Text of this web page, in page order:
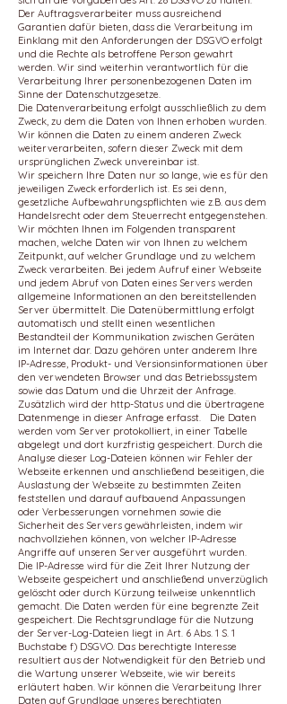
Der Auftragsverarbeiter muss ausreichend
Garantien dafür bieten, dass die Verarbeitung im
Einklang mit den Anforderungen der DSGVO erfolgt
und die Rechte als betroffene Person gewahrt
werden. Wir sind weiterhin verantwortlich für die
Verarbeitung Ihrer personenbezogenen Daten im
Sinne der Datenschutzgesetze.
Die Datenverarbeitung erfolgt ausschließlich zu dem
Zweck, zu dem die Daten von Ihnen erhoben wurden.
Wir können die Daten zu einem anderen Zweck
weiterverarbeiten, sofern dieser Zweck mit dem
ursprünglichen Zweck unvereinbar ist.
Wir speichern Ihre Daten nur so lange, wie es für den
jeweiligen Zweck erforderlich ist. Es sei denn,
gesetzliche Aufbewahrungspflichten wie z.B. aus dem
Handelsrecht oder dem Steuerrecht entgegenstehen.
Wir möchten Ihnen im Folgenden transparent
machen, welche Daten wir von Ihnen zu welchem
Zeitpunkt, auf welcher Grundlage und zu welchem
Zweck verarbeiten. Bei jedem Aufruf einer Webseite
und jedem Abruf von Daten eines Servers werden
allgemeine Informationen an den bereitstellenden
Server übermittelt. Die Datenübermittlung erfolgt
automatisch und stellt einen wesentlichen
Bestandteil der Kommunikation zwischen Geräten
im Internet dar. Dazu gehören unter anderem Ihre
IP-Adresse, Produkt- und Versionsinformationen über
den verwendeten Browser und das Betriebssystem
sowie das Datum und die Uhrzeit der Anfrage.
Zusätzlich wird der http-Status und die übertragene
Datenmenge in dieser Anfrage erfasst. Die Daten
werden vom Server protokolliert, in einer Tabelle
abgelegt und dort kurzfristig gespeichert. Durch die
Analyse dieser Log-Dateien können wir Fehler der
Webseite erkennen und anschließend beseitigen, die
Auslastung der Webseite zu bestimmten Zeiten
feststellen und darauf aufbauend Anpassungen
oder Verbesserungen vornehmen sowie die
Sicherheit des Servers gewährleisten, indem wir
nachvollziehen können, von welcher IP-Adresse
Angriffe auf unseren Server ausgeführt wurden.
Die IP-Adresse wird für die Zeit Ihrer Nutzung der
Webseite gespeichert und anschließend unverzüglich
gelöscht oder durch Kürzung teilweise unkenntlich
gemacht. Die Daten werden für eine begrenzte Zeit
gespeichert. Die Rechtsgrundlage für die Nutzung
der Server-Log-Dateien liegt in Art. 6 Abs. 1 S. 1
Buchstabe f) DSGVO. Das berechtigte Interesse
resultiert aus der Notwendigkeit für den Betrieb und
die Wartung unserer Webseite, wie wir bereits
erläutert haben. Wir können die Verarbeitung Ihrer
Daten auf Grundlage unseres berechtigten